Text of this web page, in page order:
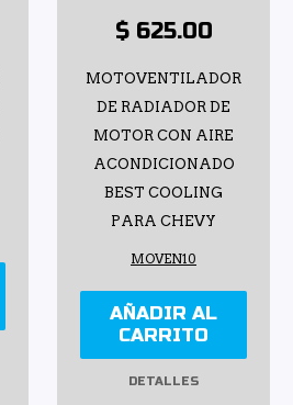
$ 625.00
MOTOVENTILADOR
DE RADIADOR DE
MOTOR CON AIRE
ACONDICIONADO
BEST COOLING
PARA CHEVY
MOVEN10
AÑADIR AL
CARRITO
DETALLES